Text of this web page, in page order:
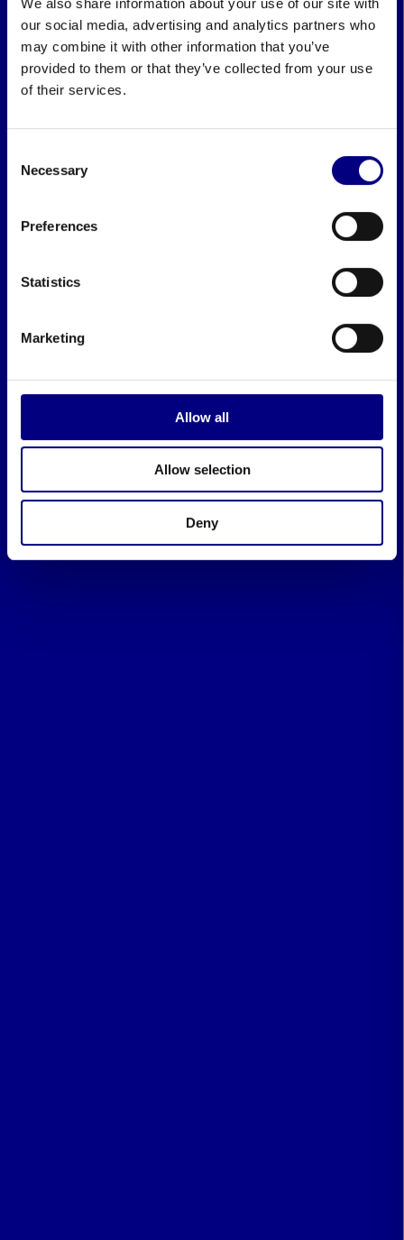
our social media, advertising and analytics partners who
may combine it with other information that you’ve
provided to them or that they’ve collected from your use
of their services.
Selection
Necessary
Preferences
Statistics
Marketing
Allow all
Allow selection
Deny